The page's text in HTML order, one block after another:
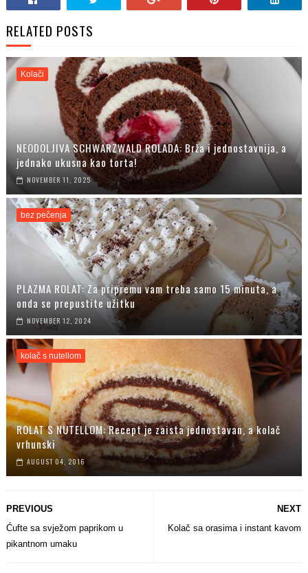
RELATED POSTS
Kolači
NEODOLJIVA SCHWARZWALD ROLADA: Brža i jednostavnija, a
jednako ukusna kao torta!
NOVEMBER 11, 2025
bez pečenja
PLAZMA ROLAT: Za pripremu vam treba samo 15 minuta, a
onda se prepustite užitku
NOVEMBER 12, 2024
kolač s nutellom
ROLAT S NUTELLOM: Recept je zaista jednostavan, a kolač
vrhunski
AUGUST 04, 2016
NEXT
Kolač sa orasima i instant kavom
PREVIOUS
Ćufte sa svježom paprikom u
pikantnom umaku